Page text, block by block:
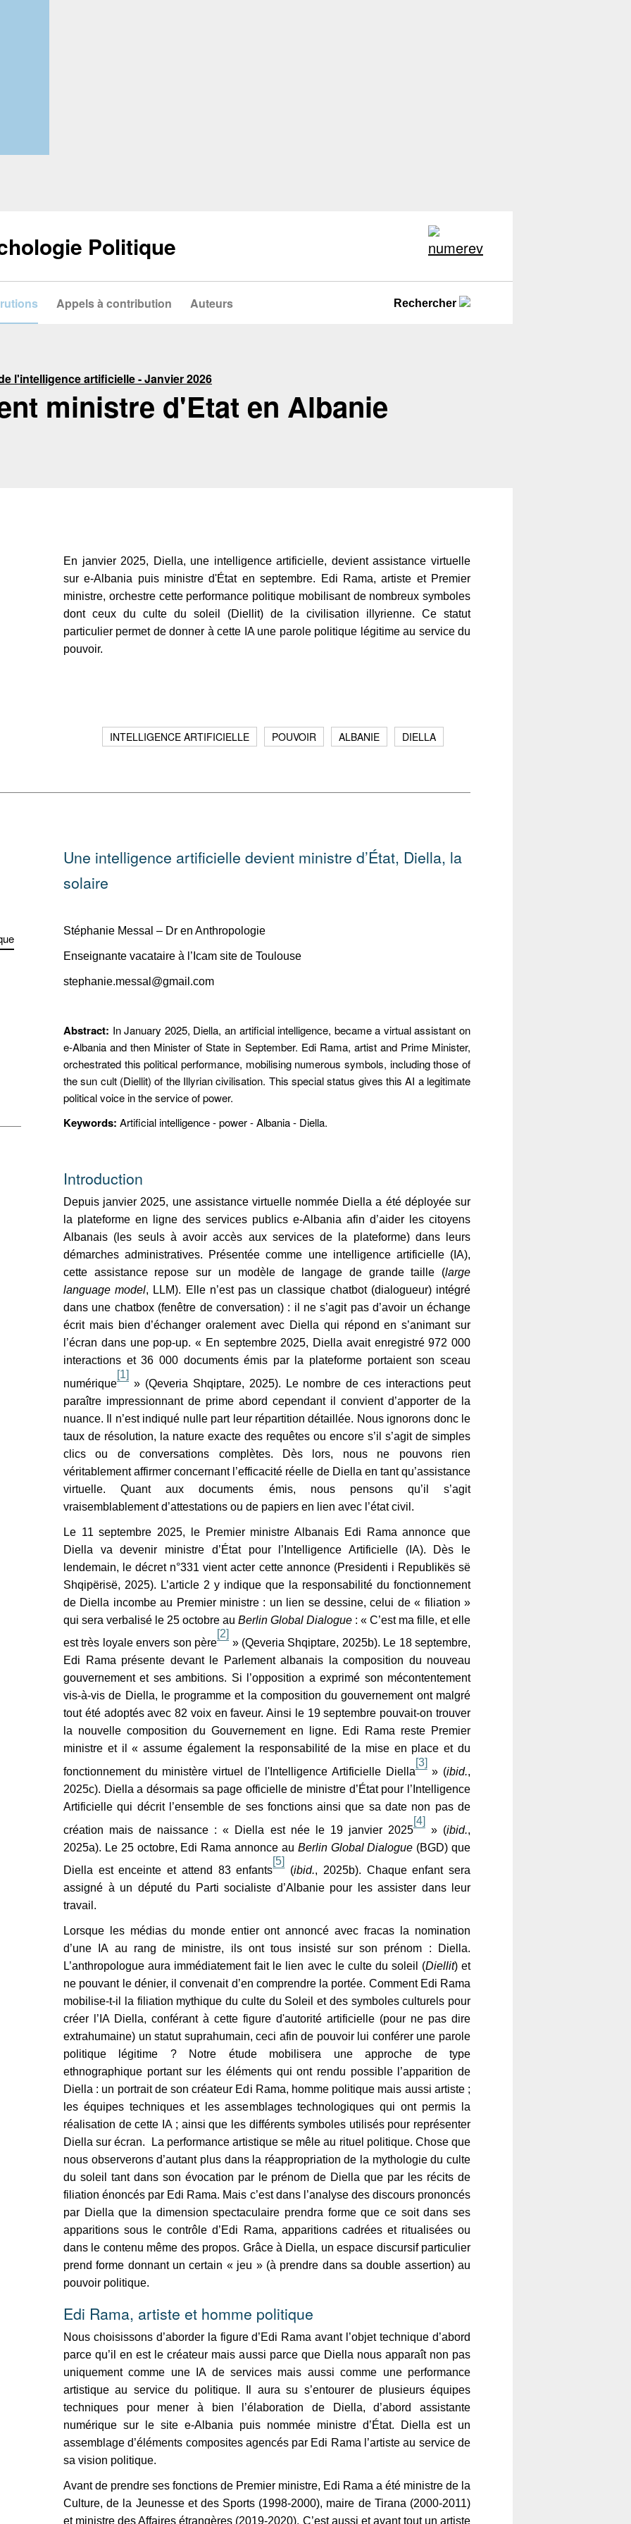
Politique
Appels à contribution Auteurs Rechercher
l'intelligence artificielle - Janvier 2026
ministre d'Etat en Albanie
En janvier 2025, Diella, une intelligence artificielle, devient assistance virtuelle
sur e-Albania puis ministre d'État en septembre. Edi Rama, artiste et Premier
ministre, orchestre cette performance politique mobilisant de nombreux symboles
dont ceux du culte du soleil (Diellit) de la civilisation illyrienne. Ce statut
particulier permet de donner à cette IA une parole politique légitime au service du
pouvoir.
INTELLIGENCE ARTIFICIELLE POUVOIR ALBANIE DIELLA
Une intelligence artificielle devient ministre d’État, Diella, la
solaire
Stéphanie Messal – Dr en Anthropologie
Enseignante vacataire à l’Icam site de Toulouse
stephanie.messal@gmail.com
Abstract: In January 2025, Diella, an artificial intelligence, became a virtual assistant on
e-Albania and then Minister of State in September. Edi Rama, artist and Prime Minister,
orchestrated this political performance, mobilising numerous symbols, including those of
the sun cult (Diellit) of the Illyrian civilisation. This special status gives this AI a legitimate
political voice in the service of power.
Keywords: Artificial intelligence - power - Albania - Diella.
Introduction
Depuis janvier 2025, une assistance virtuelle nommée Diella a été déployée sur
la plateforme en ligne des services publics e-Albania afin d’aider les citoyens
Albanais (les seuls à avoir accès aux services de la plateforme) dans leurs
démarches administratives. Présentée comme une intelligence artificielle (IA),
cette assistance repose sur un modèle de langage de grande taille (large
language model, LLM). Elle n’est pas un classique chatbot (dialogueur) intégré
dans une chatbox (fenêtre de conversation) : il ne s’agit pas d’avoir un échange
écrit mais bien d’échanger oralement avec Diella qui répond en s’animant sur
l’écran dans une pop-up. « En septembre 2025, Diella avait enregistré 972 000
interactions et 36 000 documents émis par la plateforme portaient son sceau
numérique
[1]
» (Qeveria Shqiptare, 2025). Le nombre de ces interactions peut
paraître impressionnant de prime abord cependant il convient d’apporter de la
nuance. Il n’est indiqué nulle part leur répartition détaillée. Nous ignorons donc le
taux de résolution, la nature exacte des requêtes ou encore s’il s’agit de simples
clics ou de conversations complètes. Dès lors, nous ne pouvons rien
véritablement affirmer concernant l’efficacité réelle de Diella en tant qu’assistance
virtuelle. Quant aux documents émis, nous pensons qu’il s’agit
vraisemblablement d’attestations ou de papiers en lien avec l’état civil.
Le 11 septembre 2025, le Premier ministre Albanais Edi Rama annonce que
Diella va devenir ministre d’État pour l’Intelligence Artificielle (IA). Dès le
lendemain, le décret n°331 vient acter cette annonce (Presidenti i Republikës së
Shqipërisë, 2025). L’article 2 y indique que la responsabilité du fonctionnement
de Diella incombe au Premier ministre : un lien se dessine, celui de « filiation »
qui sera verbalisé le 25 octobre au Berlin Global Dialogue : « C’est ma fille, et elle
est très loyale envers son père
[2]
» (Qeveria Shqiptare, 2025b). Le 18 septembre,
Edi Rama présente devant le Parlement albanais la composition du nouveau
gouvernement et ses ambitions. Si l’opposition a exprimé son mécontentement
vis-à-vis de Diella, le programme et la composition du gouvernement ont malgré
tout été adoptés avec 82 voix en faveur. Ainsi le 19 septembre pouvait-on trouver
la nouvelle composition du Gouvernement en ligne. Edi Rama reste Premier
ministre et il « assume également la responsabilité de la mise en place et du
fonctionnement du ministère virtuel de l'Intelligence Artificielle Diella
[3]
» (ibid.,
2025c). Diella a désormais sa page officielle de ministre d’État pour l’Intelligence
Artificielle qui décrit l’ensemble de ses fonctions ainsi que sa date non pas de
création mais de naissance : « Diella est née le 19 janvier 2025
[4]
» (ibid.,
2025a). Le 25 octobre, Edi Rama annonce au Berlin Global Dialogue (BGD) que
Diella est enceinte et attend 83 enfants
[5]
(ibid., 2025b). Chaque enfant sera
assigné à un député du Parti socialiste d’Albanie pour les assister dans leur
travail.
Lorsque les médias du monde entier ont annoncé avec fracas la nomination
d’une IA au rang de ministre, ils ont tous insisté sur son prénom : Diella.
L’anthropologue aura immédiatement fait le lien avec le culte du soleil (Diellit) et
ne pouvant le dénier, il convenait d’en comprendre la portée. Comment Edi Rama
mobilise-t-il la filiation mythique du culte du Soleil et des symboles culturels pour
créer l’IA Diella, conférant à cette figure d'autorité artificielle (pour ne pas dire
extrahumaine) un statut suprahumain, ceci afin de pouvoir lui conférer une parole
politique légitime ? Notre étude mobilisera une approche de type
ethnographique portant sur les éléments qui ont rendu possible l’apparition de
Diella : un portrait de son créateur Edi Rama, homme politique mais aussi artiste ;
les équipes techniques et les assemblages technologiques qui ont permis la
réalisation de cette IA ; ainsi que les différents symboles utilisés pour représenter
Diella sur écran. La performance artistique se mêle au rituel politique. Chose que
nous observerons d’autant plus dans la réappropriation de la mythologie du culte
du soleil tant dans son évocation par le prénom de Diella que par les récits de
filiation énoncés par Edi Rama. Mais c’est dans l’analyse des discours prononcés
par Diella que la dimension spectaculaire prendra forme que ce soit dans ses
apparitions sous le contrôle d’Edi Rama, apparitions cadrées et ritualisées ou
dans le contenu même des propos. Grâce à Diella, un espace discursif particulier
prend forme donnant un certain « jeu » (à prendre dans sa double assertion) au
pouvoir politique.
Edi Rama, artiste et homme politique
Nous choisissons d’aborder la figure d’Edi Rama avant l’objet technique d’abord
parce qu’il en est le créateur mais aussi parce que Diella nous apparaît non pas
uniquement comme une IA de services mais aussi comme une performance
artistique au service du politique. Il aura su s’entourer de plusieurs équipes
techniques pour mener à bien l’élaboration de Diella, d’abord assistante
numérique sur le site e-Albania puis nommée ministre d’État. Diella est un
assemblage d’éléments composites agencés par Edi Rama l’artiste au service de
sa vision politique.
Avant de prendre ses fonctions de Premier ministre, Edi Rama a été ministre de la
Culture, de la Jeunesse et des Sports (1998-2000), maire de Tirana (2000-2011)
et ministre des Affaires étrangères (2019-2020). C’est aussi et avant tout un artiste
S. (2026) Une IA devient ministre d'Etat en Albanie.Cahiers de
, (48). https://doi.org/10.34745/numerev_2698
dans votre presse-papier
de l'adresse e-mail